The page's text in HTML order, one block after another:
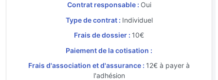
Contrat responsable : Oui
Type de contrat : Individuel
Frais de dossier : 10€
Paiement de la cotisation :
Frais d'association et d'assurance : 12€ à payer à
l'adhésion